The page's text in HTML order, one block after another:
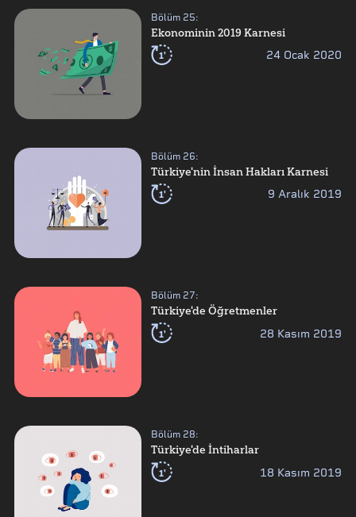
Bölüm 25:
Ekonominin 2019 Karnesi
1' 24 Ocak 2020
Bölüm 26:
Türkiye'nin İnsan Hakları Karnesi
1' 9 Aralık 2019
Bölüm 27:
Türkiye'de Öğretmenler
1' 28 Kasım 2019
Bölüm 28:
Türkiye'de İntiharlar
1' 18 Kasım 2019